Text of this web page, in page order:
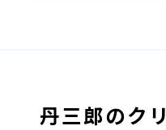
丹三郎のク